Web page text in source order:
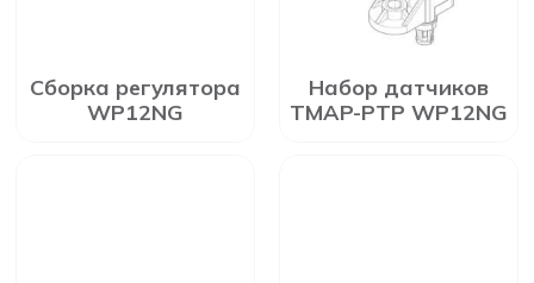
Сборка регулятора
WP12NG
Набор датчиков
TMAP-PTP WP12NG